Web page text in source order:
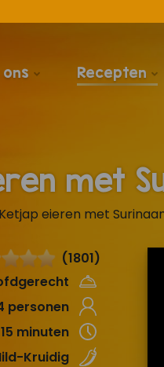
Recepten
met
Ketjap eieren met
(1801)
personen
15 minuten
Kruidig